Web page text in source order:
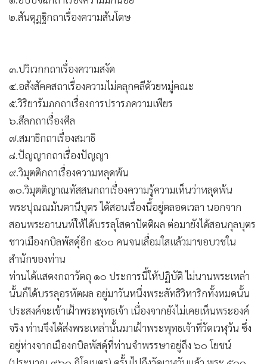
• เกม
• วิทยาศาสตร์
อินโดจีน
กองทุนรวม
•
Celeb Online
Factcheck
• ญี่ปุ่น
• News1
• Gotomanager
เมื่อศึกษาดูแล้วจะพบว่าในบรรดาพระกลุ่มเมืองแคว้นสักกะ ซึ่ง
นอกจากพระอัญญาโกณฑัญญะ พระวัปปะ พระภัททิยะ พระ
มหานามะ และพระอัสสชิแล้ว ท่านบวชก่อนพระกลุ่มแคว้น
สักกะรูปอื่นๆ ต่อจากนั้นก็คือ พระกาฬุทายี พระนันทะ พระราหุ
ล พระเมฆิยะ พระนาคิตะ พระมหาอุทายี ตามลำดับ สุดท้ายก็คือ
พระอุบาลี พระภัททิยะ พระอนุรุทธะ พระอานนท์ พระภคุ พระ
กิมพิละ ส่วนพระสีวลี ยังไม่สามารถระบุให้แน่ชัดลงไปได้ว่าบวช
ก่อนหรือหลังพระสาวกรูปใด
การกล่าวถึงว่า พระสาวกรูปใดบวช
ก่อนนั้น ก็เพื่อประโยชน์ในการกล่าวถึงงานเผย แพร่พระพุทธ
ศาสนาของท่านไปตามลำดับอาวุโสที่บวช
พระปุณณมันตานีบุตร
เป็นกำลังสำคัญในการช่วยพระพุทธเจ้าประกาศพระพุทธศาสนา
มาตลอดเวลา ผลงานชิ้นสำคัญของท่านคือ ท่านได้สอนกถาวัตถุ
๑๐ ประการ ให้พระอานนท์ฟัง คราวที่พระอานนท์บวชใหม่ๆ
จนพระอานนท์ได้บรรลุโสดาปัตติผลกถาวัตถุ คือ เรื่องที่ควรพูดมี
๑๐ อย่าง ได้แก่
๑.อัปปิจฉกถาเรื่องความมักน้อย